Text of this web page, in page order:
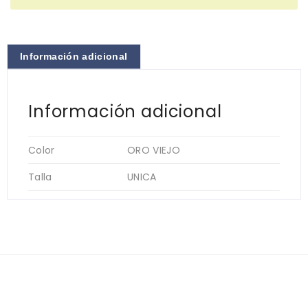
Información adicional
Información adicional
Color
ORO VIEJO
Talla
UNICA